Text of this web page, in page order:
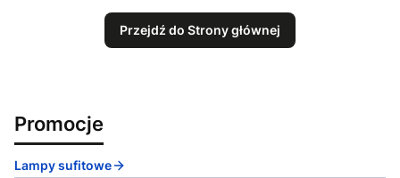
Przejdź do Strony głównej
Promocje
Lampy sufitowe